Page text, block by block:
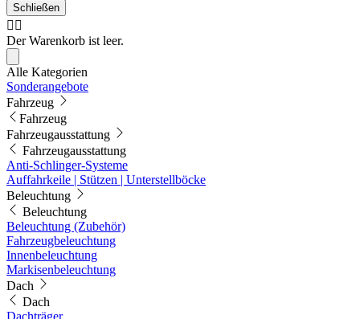
Schließen
🤷‍♂️
Der Warenkorb ist leer.
Alle Kategorien
Sonderangebote
Fahrzeug
Fahrzeug
Fahrzeugausstattung
Fahrzeugausstattung
Anti-Schlinger-Systeme
Auffahrkeile | Stützen | Unterstellböcke
Beleuchtung
Beleuchtung
Beleuchtung (Zubehör)
Fahrzeugbeleuchtung
Innenbeleuchtung
Markisenbeleuchtung
Dach
Dach
Dachträger